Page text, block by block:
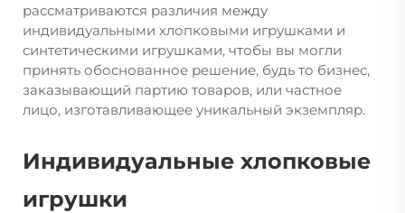
рассматриваются различия между
индивидуальными хлопковыми игрушками и
синтетическими игрушками, чтобы вы могли
принять обоснованное решение, будь то бизнес,
заказывающий партию товаров, или частное
лицо, изготавливающее уникальный экземпляр.
Индивидуальные хлопковые
игрушки